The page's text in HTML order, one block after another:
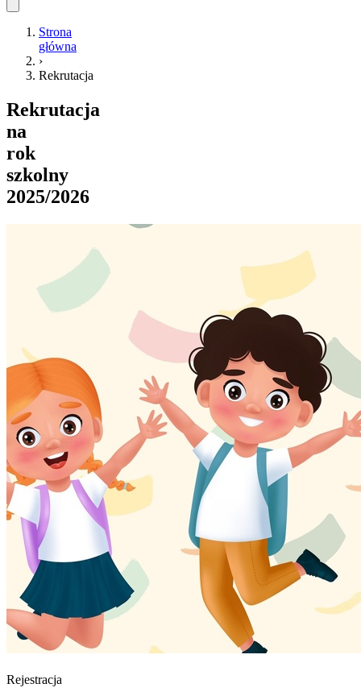
Strona
główna
›
Rekrutacja
Rekrutacja
na
rok
szkolny
2025/2026
Rejestracja